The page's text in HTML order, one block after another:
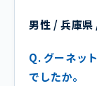
男性 / 兵庫
Q. グーネッ
でしたか。